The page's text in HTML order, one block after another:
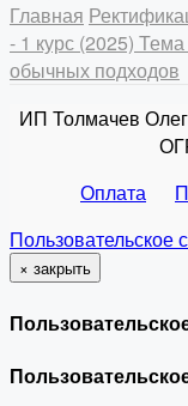
Главная
- 1 курс (2025) Тема
обычных подходов
ИП Толмачев
Оплата
Пользовательское
× закрыть